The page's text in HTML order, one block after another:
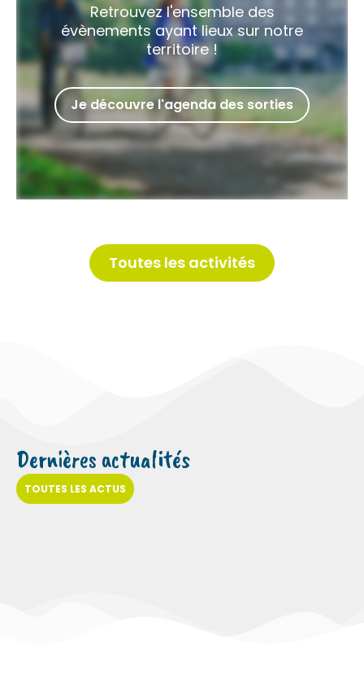
Retrouvez l'ensemble des
évènements ayant lieux sur notre
territoire !
Je découvre l'agenda des sorties
Toutes les activités
Dernières actualités
TOUTES LES ACTUS